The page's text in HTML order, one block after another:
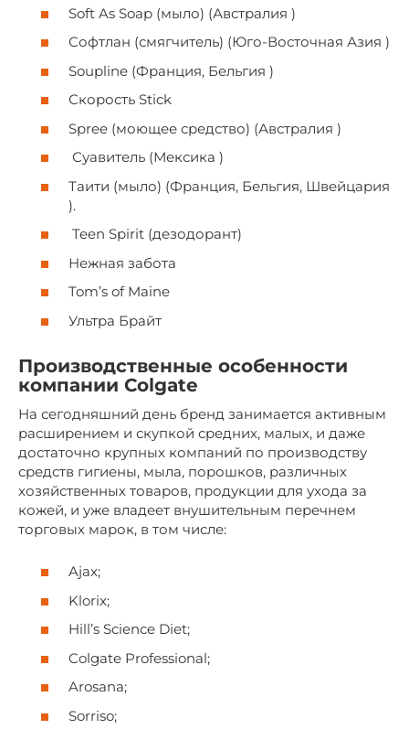
Soft As Soap (мыло) (Австралия )
Софтлан (смягчитель) (Юго-Восточная Азия )
Soupline (Франция, Бельгия )
Скорость Stick
Spree (моющее средство) (Австралия )
Суавитель (Мексика )
Таити (мыло) (Франция, Бельгия, Швейцария
).
Teen Spirit (дезодорант)
Нежная забота
Tom’s of Maine
Ультра Брайт
Производственные особенности
компании Colgate
На сегодняшний день бренд занимается активным
расширением и скупкой средних, малых, и даже
достаточно крупных компаний по производству
средств гигиены, мыла, порошков, различных
хозяйственных товаров, продукции для ухода за
кожей, и уже владеет внушительным перечнем
торговых марок, в том числе:
Ajax;
Klorix;
Hill’s Science Diet;
Colgate Professional;
Arosana;
Sorriso;